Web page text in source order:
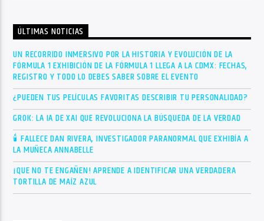
ÚLTIMAS NOTICIAS
UN RECORRIDO INMERSIVO POR LA HISTORIA Y EVOLUCIÓN DE LA
FÓRMULA 1 EXHIBICIÓN DE LA FÓRMULA 1 LLEGA A LA CDMX: FECHAS,
REGISTRO Y TODO LO DEBES SABER SOBRE EL EVENTO
¿PUEDEN TUS PELÍCULAS FAVORITAS DESCRIBIR TU PERSONALIDAD?
GROK: LA IA DE XAI QUE REVOLUCIONA LA BÚSQUEDA DE LA VERDAD
🕯 FALLECE DAN RIVERA, INVESTIGADOR PARANORMAL QUE EXHIBÍA A
LA MUÑECA ANNABELLE
¡QUE NO TE ENGAÑEN! APRENDE A IDENTIFICAR UNA VERDADERA
TORTILLA DE MAÍZ AZUL